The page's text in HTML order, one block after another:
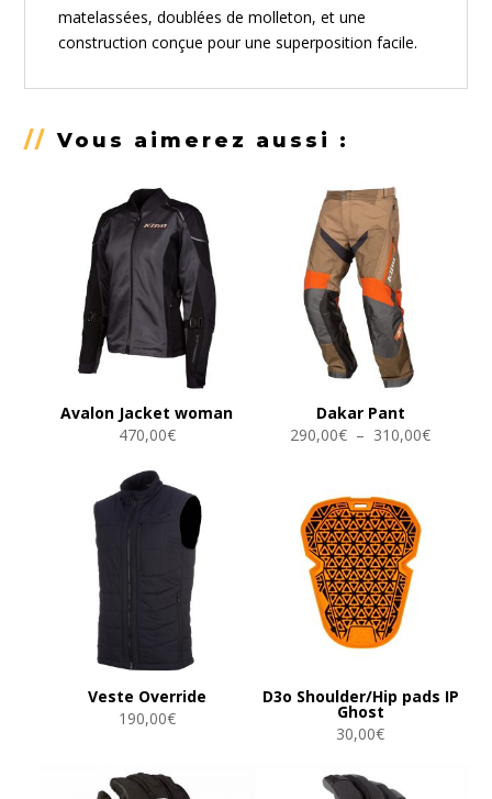
matelassées, doublées de molleton, et une
construction conçue pour une superposition facile.
//Vous aimerez aussi :
Avalon Jacket woman
470,00€
Dakar Pant
290,00€ – 310,00€Plage
Veste Override
190,00€
D3o Shoulder/Hip pads IP
Ghost
30,00€